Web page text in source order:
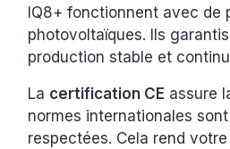
IQ8+ fonctionnent avec de
photovoltaïques. Ils
production stable et
La certification CE assure
normes internationales
respectées. Cela rend